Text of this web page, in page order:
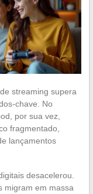
streaming supera
chave. No
por sua vez,
fragmentado,
lançamentos
desacelerou.
migram em massa